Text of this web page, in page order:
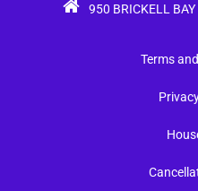
950 BRICKELL
Terms